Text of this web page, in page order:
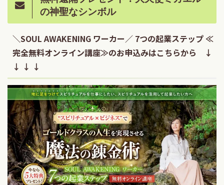
の神聖なシンボル
＼SOUL AWAKENING ワーカー／ 7つの起業ステップ ≪
完全無料オンライン講座≫のお申込みはこちらから ↓
↓ ↓ ↓